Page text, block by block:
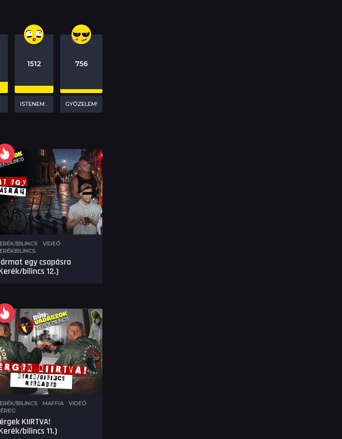
1512
ISTENEM...
756
GYŐZELEM!
BILINCS ,VIDEÓ
egy csapásra
bilincs 12.)
BILINCS ,MAFFIA ,VIDEÓ
KIIRTVA!
bilincs 11.)